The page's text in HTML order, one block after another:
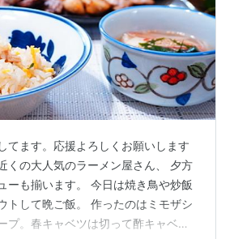
てます。応援よろしくお願いします
くの大人気のラーメン屋さん、 夕方
ーも揃います。 今日は焼き鳥や炒飯
トして晩ご飯。 作ったのはミモザシ
プ。春キャベツは切って酢キャベツ